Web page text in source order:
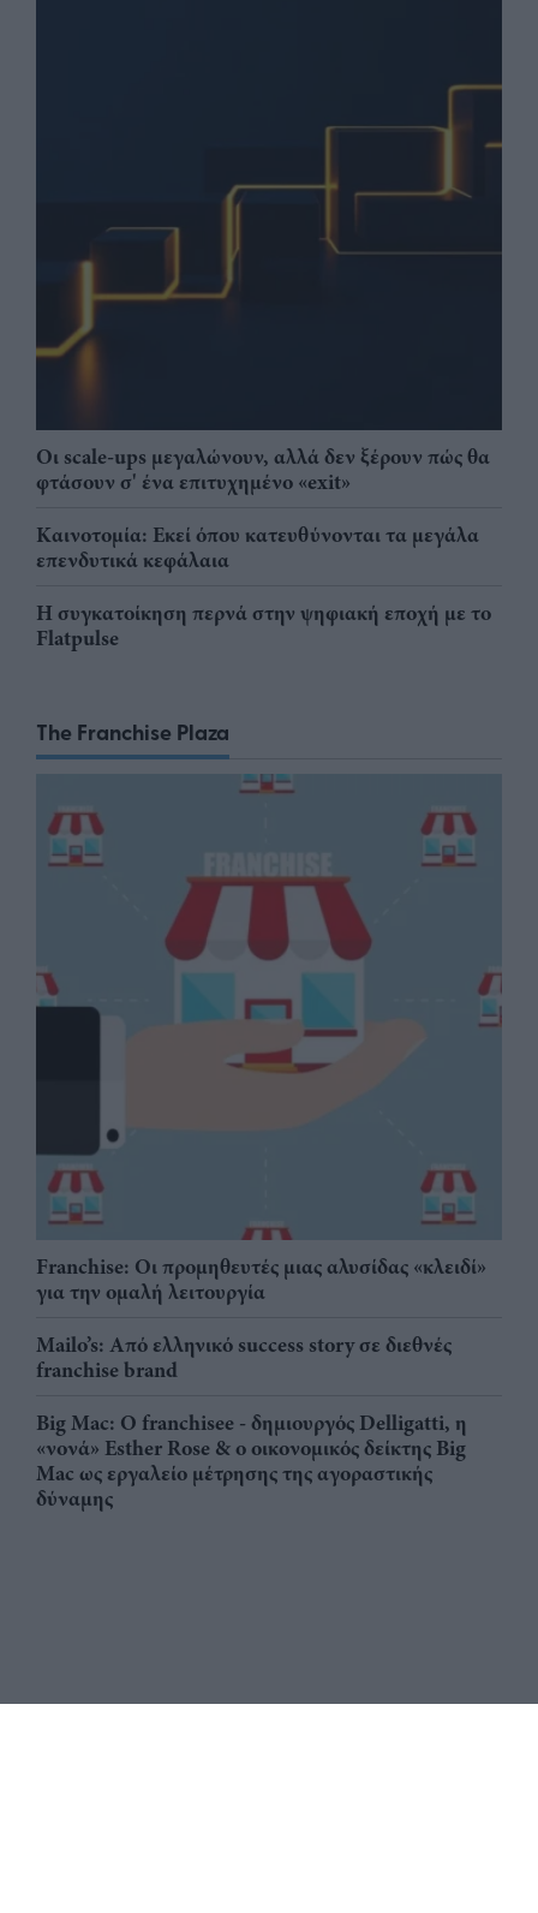
Οι scale-ups μεγαλώνουν, αλλά δεν ξέρουν πώς θα
φτάσουν σ' ένα επιτυχημένο «exit»
Καινοτομία: Εκεί όπου κατευθύνονται τα μεγάλα
επενδυτικά κεφάλαια
Η συγκατοίκηση περνά στην ψηφιακή εποχή με το
Flatpulse
The Franchise Plaza
Franchise: Οι προμηθευτές μιας αλυσίδας «κλειδί»
για την ομαλή λειτουργία
Mailo’s: Από ελληνικό success story σε διεθνές
franchise brand
Big Mac: Ο franchisee - δημιουργός Delligatti, η
«νονά» Esther Rose & ο οικονομικός δείκτης Big
Mac ως εργαλείο μέτρησης της αγοραστικής
δύναμης